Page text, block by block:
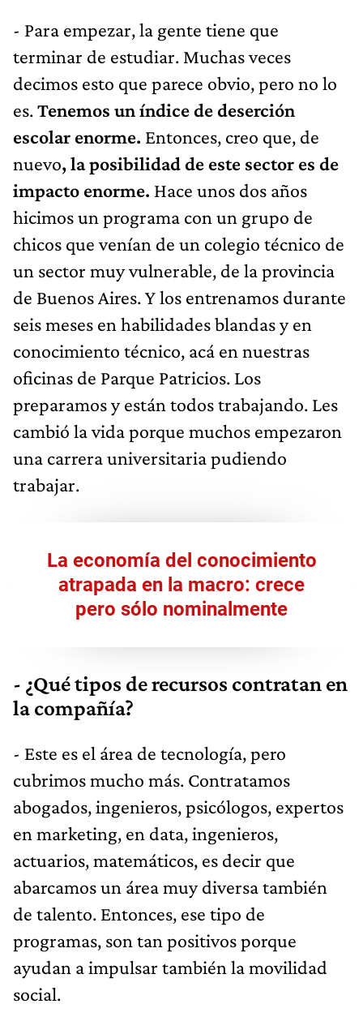
- Para empezar, la gente tiene que
terminar de estudiar. Muchas veces
decimos esto que parece obvio, pero no lo
es.Tenemos un índice de deserción
escolar enorme. Entonces, creo que, de
nuevo, la posibilidad de este sector es de
impacto enorme. Hace unos dos años
hicimos un programa con un grupo de
chicos que venían de un colegio técnico de
un sector muy vulnerable, de la provincia
de Buenos Aires. Y los entrenamos durante
seis meses en habilidades blandas y en
conocimiento técnico, acá en nuestras
oficinas de Parque Patricios. Los
preparamos y están todos trabajando. Les
cambió la vida porque muchos empezaron
una carrera universitaria pudiendo
trabajar.
La economía del conocimiento
atrapada en la macro: crece
pero sólo nominalmente
- ¿Qué tipos de recursos contratan en
la compañía?
- Este es el área de tecnología, pero
cubrimos mucho más. Contratamos
abogados, ingenieros, psicólogos, expertos
en marketing, en data, ingenieros,
actuarios, matemáticos, es decir que
abarcamos un área muy diversa también
de talento. Entonces, ese tipo de
programas, son tan positivos porque
ayudan a impulsar también la movilidad
social.